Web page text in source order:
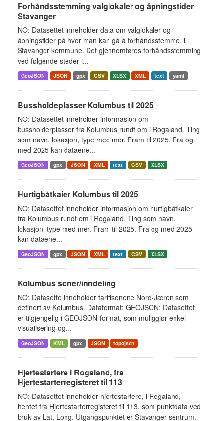
Forhåndsstemming valglokaler og åpningstider
Stavanger
NO: Datasettet inneholder data om valglokaler og
åpningstider på hvor man kan gå å forhåndsstemme, i
Stavanger kommune. Det gjennomføres forhåndsstemming
ved følgende steder i...
GeoJSON JSON gpx CSV XLSX XML text yaml
Bussholdeplasser Kolumbus til 2025
NO: Datasettet inneholder informasjon om
bussholderplasser fra Kolumbus rundt om i Rogaland. Ting
som navn, lokasjon, type med mer. Fram til 2025. Fra og
med 2025 kan dataene...
GeoJSON gpx JSON XML text CSV XLSX
Hurtigbåtkaier Kolumbus til 2025
NO: Datasettet inneholder informasjon om hurtigbåtkaier
fra Kolumbus rundt om i Rogaland. Ting som navn,
lokasjon, type med mer. Fram til 2025. Fra og med 2025
kan dataene...
GeoJSON gpx JSON XML text CSV XLSX
Kolumbus soner/inndeling
NO: Datasette inneholder tariffsonene Nord-Jæren som
definert av Kolumbus. Dataformat: GEOJSON: Datasettet
er tilgjengelig i GEOJSON-format, som muliggjør enkel
visualisering og...
GeoJSON KML gpx JSON topojson
Hjertestartere i Rogaland, fra
Hjertestarterregisteret til 113
NO: Datasettet inneholder hjertestartere, i Rogaland,
hentet fra Hjertestarterregisteret til 113, som punktdata ved
bruk av Lat, Long. Utgangspunktet er Stavanger sentrum.